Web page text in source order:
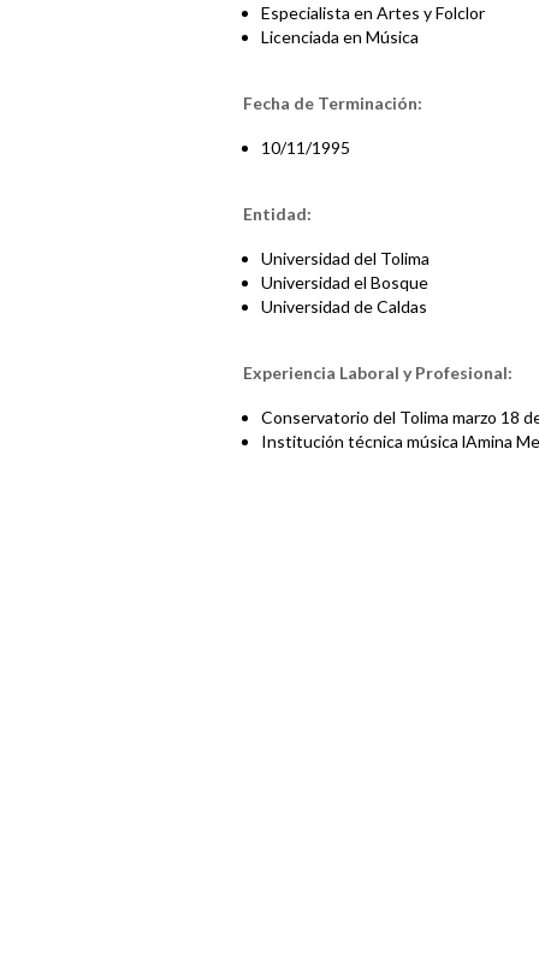
Especialista en Artes y Folclor
Licenciada en Música
Fecha de Terminación:
10/11/1995
Entidad:
Universidad del Tolima
Universidad el Bosque
Universidad de Caldas
Experiencia Laboral y Profesional:
Conservatorio del Tolima marzo 18
Institución técnica música lAmina